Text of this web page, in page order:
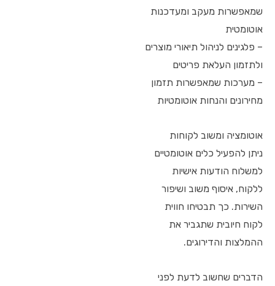
שמאפשרות מעקב ומעדכנות
אוטומטית
– פלגינים לניהול תיאורי מוצרים
ולתזמון העלאת פריטים
– מערכות שמאפשרות תזמון
מחירונים והנחות אוטומטיות
אוטומציה ומשוב לקוחות
ניתן להפעיל כלים אוטומטיים
למשלוח הודעות אישיות
ללקוח, איסוף משוב ושיפור
השירות. כך תבטיחו חווית
לקוח חיובית שתגביר את
ההמלצות והדירוגים.
הדברים שחשוב לדעת לפני